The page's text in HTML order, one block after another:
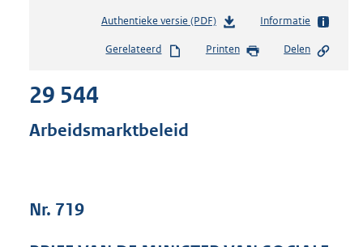
Authentieke versie (PDF)b
s
Informatie
Gerelateerd Printen Delen
29 544
Arbeidsmarktbeleid
Nr. 719